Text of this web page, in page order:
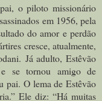
o piloto missionário
em 1956, pela
do amor e perdão
cresce, atualmente,
Já adulto, Estêvão
e se tornou amigo de
pai. O lema de Estêvão
Ele diz: “Há muitas